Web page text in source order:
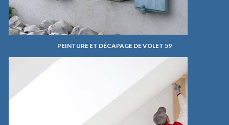
PEINTURE ET DÉCAPAGE DE VOLET 59